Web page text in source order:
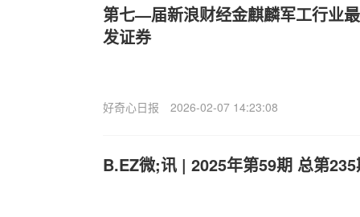
第七—届新浪财经金麒麟军工行业
发证券
好奇心日报 2026-02-07 14:23:08
B.EZ微;讯 | 2025年第59期 总第